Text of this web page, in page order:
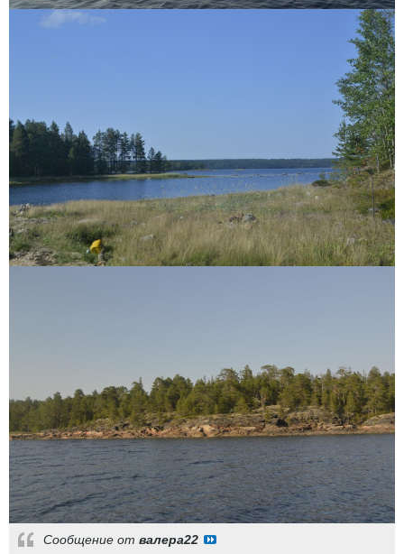
Сообщение от валера22